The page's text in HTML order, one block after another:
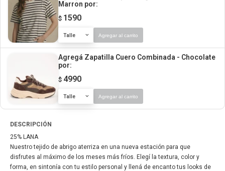
Marron por:
$ 1590
Talle Agregar al carrito
Agregá Zapatilla Cuero Combinada - Chocolate
por:
$ 4990
Talle Agregar al carrito
DESCRIPCIÓN
25% LANA
Nuestro tejido de abrigo aterriza en una nueva estación para que
disfrutes al máximo de los meses más fríos. Elegí la textura, color y
forma, en sintonía con tu estilo personal y llená de encanto tus looks de